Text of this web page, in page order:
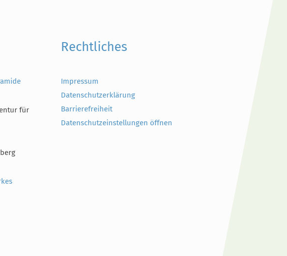
Rechtliches
Impressum
Datenschutzerklärung
Barrierefreiheit
Datenschutzeinstellungen öffnen